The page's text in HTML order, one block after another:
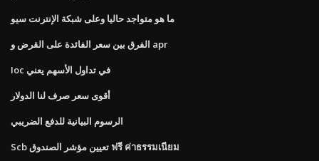
ما هو متواجد حاليا وعلى شبكة الإنترنت سيو
الفرق بين سعر الفائدة على القرض و apr
Ioc في تداول الأسهم يعني
أقوى سعر صرف لنا الدولار
الرسوم البيانية للدفع الضريبي
Scb تعيين مؤشر الصندوق ฟรี ค่าธรรมเนียม